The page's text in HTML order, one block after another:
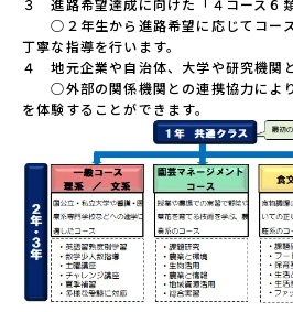
３　進路希望達成に向けた「４コース６類
○２年生から進路希望に応じてコース
丁寧な指導を行います。
４　地元企業や自治体、大学や研究機関
○外部の関係機関との連携協力によ
を体験することができます。